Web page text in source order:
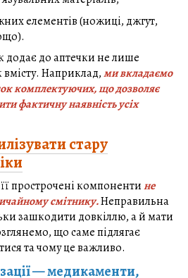
елементів (ножиці, джгут,
до аптечки не лише
вмісту. Наприклад,ми вкладаємо
комплектуючих, що дозволяє
фактичну наявність усіх
стару
прострочені компонентине
смітнику.Неправильна
зашкодити довкіллю, а й мати
що саме підлягає
та чому це важливо.
— медикаменти,